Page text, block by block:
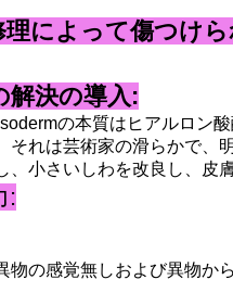
によって傷つけ
解決の導入:
の本質はヒアルロン
それは芸術家の滑らかで、
、小さいしわを改良し、皮
:
物の感覚無しおよび異物か